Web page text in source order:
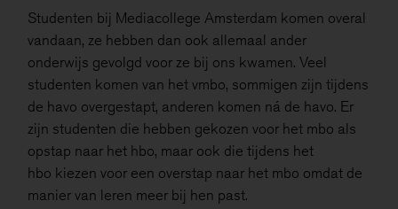
Studenten bij Mediacollege Amsterdam komen overal
vandaan, ze hebben dan ook allemaal ander
onderwijs gevolgd voor ze bij ons kwamen. Veel
studenten komen van het vmbo, sommigen zijn tijdens
de havo overgestapt, anderen komen ná de havo. Er
zijn studenten die hebben gekozen voor het mbo als
opstap naar het hbo, maar ook die tijdens het
hbo kiezen voor een overstap naar het mbo omdat de
manier van leren meer bij hen past.
Alles accepteren
Opslaan